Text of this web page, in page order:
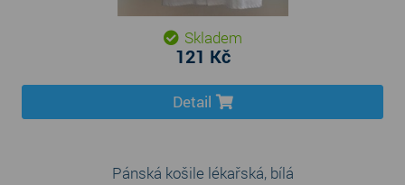
Skladem
121 Kč
Detail
Pánská košile lékařská, bílá